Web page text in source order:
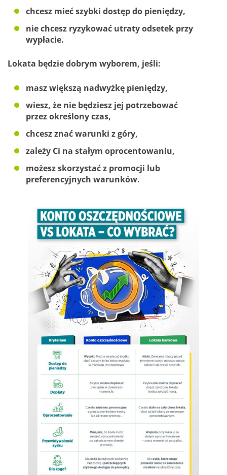
chcesz mieć szybki dostęp do pieniędzy,
nie chcesz ryzykować utraty odsetek przy
wypłacie.
Lokata będzie dobrym wyborem, jeśli:
masz większą nadwyżkę pieniędzy,
wiesz, że nie będziesz jej potrzebować
przez określony czas,
chcesz znać warunki z góry,
zależy Ci na stałym oprocentowaniu,
możesz skorzystać z promocji lub
preferencyjnych warunków.